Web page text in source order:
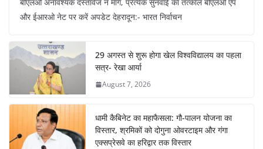
और ईआरओ नेट पर करें अपडेट देहरादून:- भारत निर्वाचन
29 अगस्त से शुरू होगा खेल विश्वविद्यालय का पहला
सत्र- रेखा आर्या
August 7, 2026
धामी कैबिनेट का महाफैसला: गौ-पालन योजना का
विस्तार, श्रमिकों को दोगुना ओवरटाइम और गंगा
एक्सप्रेसवे का हरिद्वार तक विस्तार